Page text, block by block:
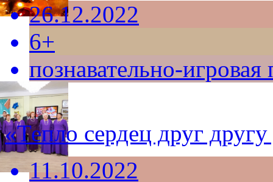
26.12.2022
6+
познавательно-
«Тепло сердец друг
11.10.2022